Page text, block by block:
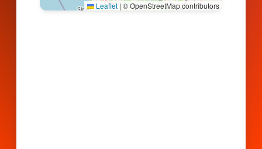
Leaflet | © OpenStreetMap contributors